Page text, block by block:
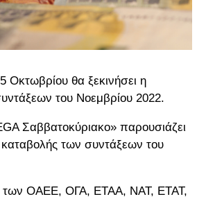
Οκτωβρίου θα ξεκινήσει η
του Νοεμβρίου 2022.
Σαββατοκύριακο» παρουσιάζει
καταβολής των συντάξεων του
των ΟΑΕΕ, ΟΓΑ, ΕΤΑΑ, ΝΑΤ, ΕΤΑΤ,